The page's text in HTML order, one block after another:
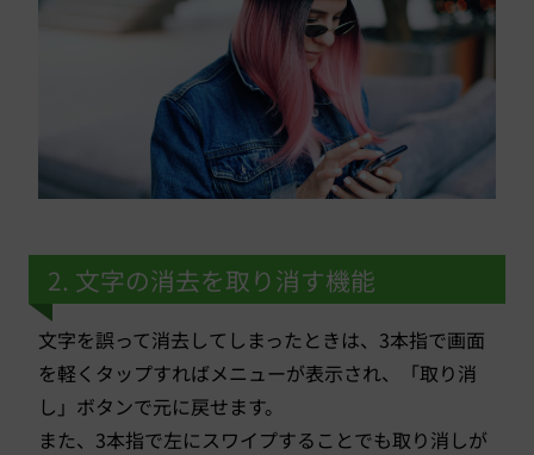
2. 文字の消去を取り消す機能
文字を誤って消去してしまったときは、3本指で画面
を軽くタップすればメニューが表示され、「取り消
し」ボタンで元に戻せます。
また、3本指で左にスワイプすることでも取り消しが